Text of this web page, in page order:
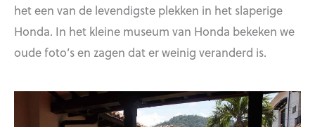
het een van de levendigste plekken in het slaperige
Honda. In het kleine museum van Honda bekeken we
oude foto’s en zagen dat er weinig veranderd is.